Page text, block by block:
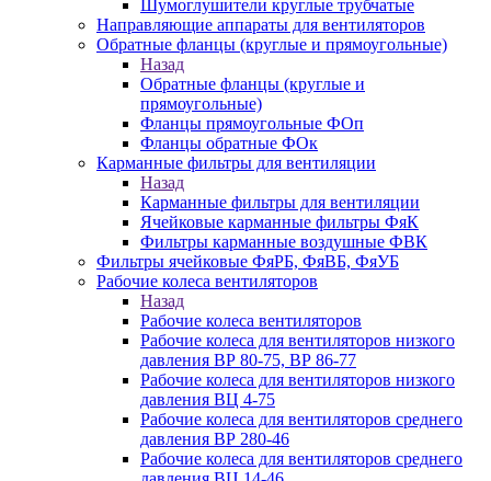
Шумоглушители круглые трубчатые
Направляющие аппараты для вентиляторов
Обратные фланцы (круглые и прямоугольные)
Назад
Обратные фланцы (круглые и
прямоугольные)
Фланцы прямоугольные ФОп
Фланцы обратные ФОк
Карманные фильтры для вентиляции
Назад
Карманные фильтры для вентиляции
Ячейковые карманные фильтры ФяК
Фильтры карманные воздушные ФВК
Фильтры ячейковые ФяРБ, ФяВБ, ФяУБ
Рабочие колеса вентиляторов
Назад
Рабочие колеса вентиляторов
Рабочие колеса для вентиляторов низкого
давления ВР 80-75, ВР 86-77
Рабочие колеса для вентиляторов низкого
давления ВЦ 4-75
Рабочие колеса для вентиляторов среднего
давления ВР 280-46
Рабочие колеса для вентиляторов среднего